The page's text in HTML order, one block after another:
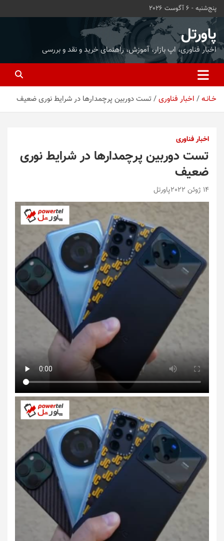
محتوا
بروید
پنج‌شنبه - 6 آگوست 2026
پاورتل
اخبار فناوری، اپ بازار، آموزش، راهنمای خرید و نقد و بررسی
خـانـه اخبار فناوری تست دوربین پرچمدارها در شرایط نوری ضعیف
اخبار فناوری
تست دوربین پرچمدارها در شرایط نوری
ضعیف
14 ژوئن 2022 پاورتل